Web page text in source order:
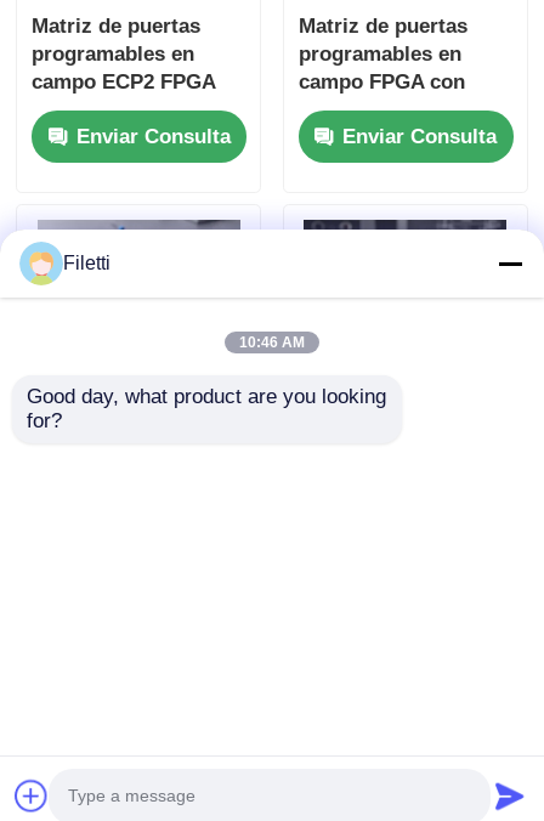
Matriz de puertas
programables en
campo ECP2 FPGA
con hasta 68 Mb de
RAM en bloque y
tiempo de
US para sistemas
digitales flexibles
Enviar Consulta
Matriz de puertas
programables en
campo FPGA con
bloque de RAM de 68
Mb para operación de
alta velocidad y
configurables
Enviar Consulta
Shenzhen Filetti Technology Co., LTD. All Rights
Filetti
10:46 AM
Good day, what product are you looking
for?